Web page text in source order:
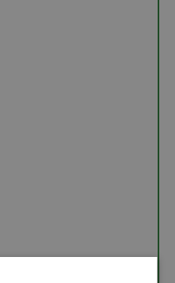
marrón oscuro de 3